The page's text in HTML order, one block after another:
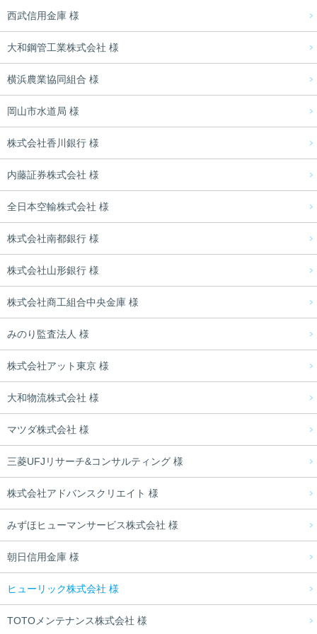
西武信用金庫 様
大和鋼管工業株式会社 様
横浜農業協同組合 様
岡山市水道局 様
株式会社香川銀行 様
内藤証券株式会社 様
全日本空輸株式会社 様
株式会社南都銀行 様
株式会社山形銀行 様
株式会社商工組合中央金庫 様
みのり監査法人 様
株式会社アット東京 様
大和物流株式会社 様
マツダ株式会社 様
三菱UFJリサーチ&コンサルティング 様
株式会社アドバンスクリエイト 様
みずほヒューマンサービス株式会社 様
朝日信用金庫 様
ヒューリック株式会社 様
TOTOメンテナンス株式会社 様